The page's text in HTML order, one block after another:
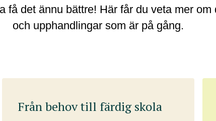
få det ännu bättre! Här får du veta mer om
och upphandlingar som är på gång.
Från behov till färdig skola